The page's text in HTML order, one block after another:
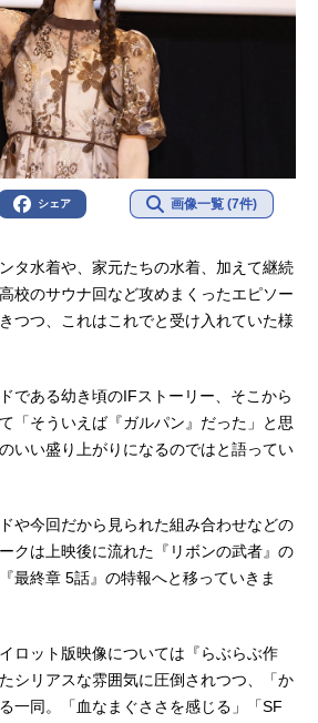
シェア 画像一覧 (7件)
タ水着や、家元たちの水着、加えて継続
校のサウナ回など攻めまくったエピソー
つつ、これはこれでと受け入れていた様
である幼き頃のIFストーリー、そこから
「そういえば『ガルパン』だった」と思
いい盛り上がりになるのではと語ってい
や今回だから見られた組み合わせなどの
クは上映後に流れた『リボンの武者』の
最終章 5話』の特報へと移っていきま
ロット版映像については『らぶらぶ作
シリアスな雰囲気に圧倒されつつ、「か
一同。「血なまぐささを感じる」「SF